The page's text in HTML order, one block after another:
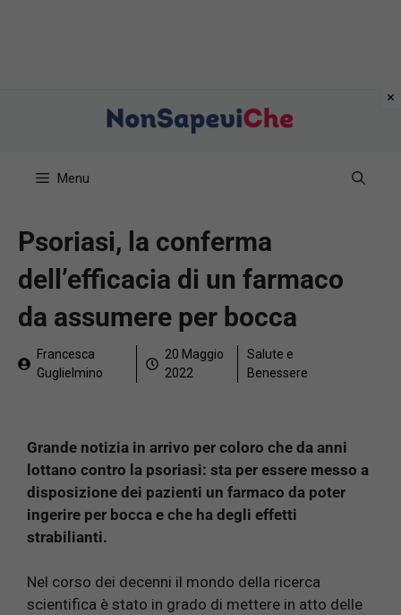
Menu
Psoriasi, la conferma
dell’efficacia di un farmaco
da assumere per bocca
Francesca
Guglielmino
20 Maggio
2022
Salute e
Benessere
Grande notizia in arrivo per coloro che da anni
lottano contro la psoriasi: sta per essere messo a
disposizione dei pazienti un farmaco da poter
ingerire per bocca e che ha degli effetti
strabilianti.
Nel corso dei decenni il mondo della ricerca
scientifica è stato in grado di mettere in atto delle